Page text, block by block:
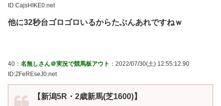
ID:CajsHIKE0.net
他に32秒台ゴロゴロいるからたぶんあれですねｗ
40： 名無しさん＠実況で競馬板アウト ：2022/07/30(土) 12:55:12.90
ID:ZFeREseJ0.net
【新潟5R・2歳新馬(芝1600)】